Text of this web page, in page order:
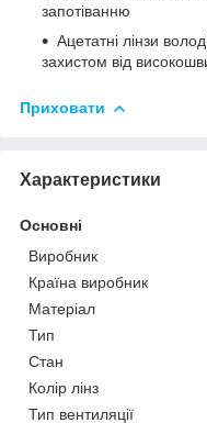
запотіванню
Ацетатні лінзи
захистом від
Приховати
Характеристики
Основні
Виробник
Країна виробник
Матеріал
Тип
Стан
Колір лінз
Тип вентиляції